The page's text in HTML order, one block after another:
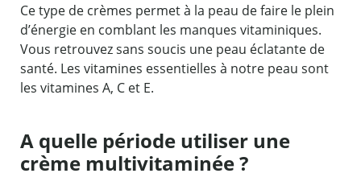
Ce type de crèmes permet à la peau de faire le plein
d’énergie en comblant les manques vitaminiques.
Vous retrouvez sans soucis une peau éclatante de
santé. Les vitamines essentielles à notre peau sont
les vitamines A, C et E.
A quelle période utiliser une
crème multivitaminée ?